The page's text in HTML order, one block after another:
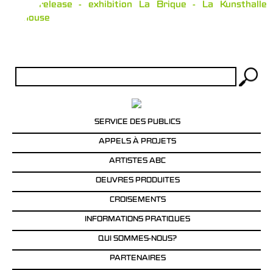
Press release - exhibition La Brique - La Kunsthalle
Mulhouse
SERVICE DES PUBLICS
APPELS À PROJETS
ARTISTES ABC
OEUVRES PRODUITES
CROISEMENTS
INFORMATIONS PRATIQUES
QUI SOMMES-NOUS?
PARTENAIRES